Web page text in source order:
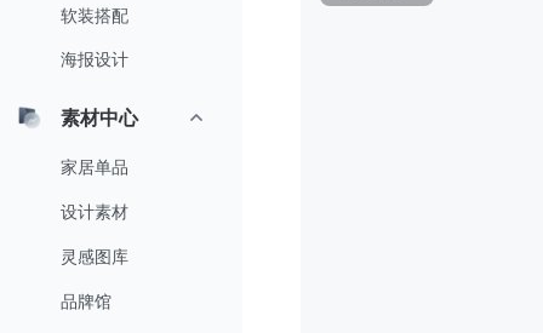
软装搭配
海报设计
素材中心
家居单品
设计素材
灵感图库
品牌馆